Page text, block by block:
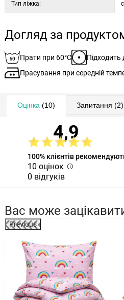
Тип ліжка:
Догляд за
Прати при 60°C
Прасування при середній
Оцінка (10) Запитання (2)
4,9
100% клієнтів
10 оцінок
0 відгуків
Вас може
Previous